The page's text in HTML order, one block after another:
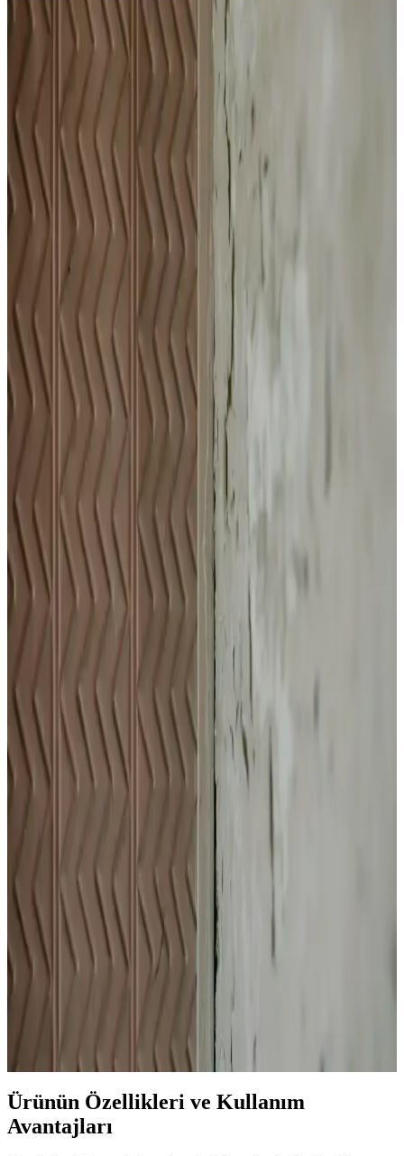
Dermokil Kil, Argan ve Bitkisel Keratan İçeren Saç
Maskesi: Doğal ve Güçlendirici Bakım Çözümü
Doğal içeriklerle formüle edilen Dermokil Kil, Argan ve Bitkisel
Keratan saç maskesi, tüm saç tiplerine uygun olup, saçlara güç,
parlaklık ve yumuşaklık sağlar, düzenli kullanımda saç sağlığını
destekler.
Urban Care Biotin & Keratin Dökülmeye Eğilimli
Saçlar İçin Şampuan Özellikleri ve Kullanıcı
Yorumları
Urban Care Biotin & Keratin şampuanı, dökülmeye eğilimli saçlar
için güçlendirici ve nemlendirici formülüyle saç sağlığını destekler,
kullanıcı memnuniyetini artırır.
Laventin Keratinli Bakım Spreyi ile Yıpranmış
Saçlarınızı Güçlendirin ve Canlandırın
Laventin aşırı yıpranmış saçlar için keratinli bakım spreyi, saçlara
parlaklık kazandırır, dökülmeyi azaltır ve güçlendirir. Günlük
kullanımda saçlarınız daha sağlıklı ve canlı görünür.
WAAW GOOD Keratin ve Kolajen İçeren Saç
Maskesi ile Sağlıklı ve Parlak Saçlar Elde Edin
WAAW GOOD saç maskesi, keratin ve kolajen içeriğiyle saçları
güçlendirir, onarır ve parlaklık kazandırır. Yedi doğal yağ ile nem
dengesini koruyarak sağlıklı ve hacimli saçlar sağlar.
Göz Altındaki Beyaz Noktalar: Milia Nedir ve Etkili
Tedavi Yöntemleri
Göz altındaki beyaz noktalar genellikle milia olarak bilinir. Bu
kistler cilt altında keratin birikmesiyle oluşur ve profesyonel
dermatolojik müdahale gerektirir. Topikal tedaviler ve evde
Saç İçindeki Kimyasal Bağların Onarımı ve Bağ
Onarıcı Ürünlerin Etkinliği
Saçtaki kimyasal bağların yapısı, hasar ve kırılma süreçleri ile bağ
onarıcı ürünlerin çalışma prensipleri detaylı şekilde incelenmektedir.
Ürünlerin etkinliği ve kullanım alanları bilimsel veriler ışığında
değerlendirilir.
Matsu Bonding Sac Maskesi: Saç Sağlığını
Destekleyen Güçlü ve Besleyici Formülasyon
Matsu Bonding Sac Maskesi, saçların güçlenmesine ve sağlıklı
görünmesine yardımcı olan besleyici içeriklerle formüle edilmiştir.
Düzenli kullanımda saç bakımında etkili sonuçlar sağlar.
2023 Yılında Saç Dökülmesine Karşı Etkili Bakım
Ürünleri ve Kullanım Tavsiyeleri
2023 yılında piyasaya çıkan saç bakım ürünleri, saç dökülmesini
kullanım ve doğru ürün seçimiyle saçlarınız daha sağlıklı ve dirençli
hale gelir.
Ürünün Özellikleri ve Kullanım
Avantajları